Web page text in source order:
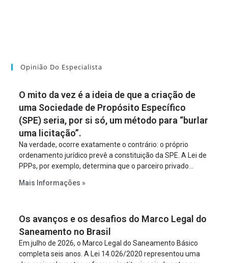
Opinião Do Especialista
O mito da vez é a ideia de que a criação de
uma Sociedade de Propósito Específico
(SPE) seria, por si só, um método para “burlar
uma licitação”.
Na verdade, ocorre exatamente o contrário: o próprio
ordenamento jurídico prevê a constituição da SPE. A Lei de
PPPs, por exemplo, determina que o parceiro privado
empreendimento. Ou seja, a suposta “fraude à licitação” é
projeto a projeto.
Mais Informações »
Os avanços e os desafios do Marco Legal do
Saneamento no Brasil
Em julho de 2026, o Marco Legal do Saneamento Básico
completa seis anos. A Lei 14.026/2020 representou uma